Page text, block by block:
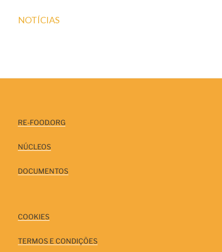
NOTÍCIAS
RE-FOOD.ORG
NÚCLEOS
DOCUMENTOS
COOKIES
TERMOS E CONDIÇÕES